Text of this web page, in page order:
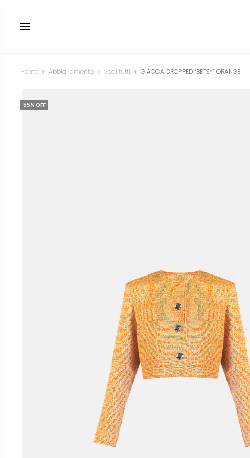
Home Abbigliamento Vedi tutti GIACCA CROPPED “BETSY” ORANGE
55% OFF